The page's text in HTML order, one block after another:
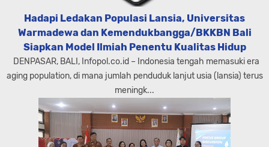
Hadapi Ledakan Populasi Lansia, Universitas
Warmadewa dan Kemendukbangga/BKKBN Bali
Siapkan Model Ilmiah Penentu Kualitas Hidup
DENPASAR, BALI, Infopol.co.id – Indonesia tengah memasuki era
aging population, di mana jumlah penduduk lanjut usia (lansia) terus
meningk...